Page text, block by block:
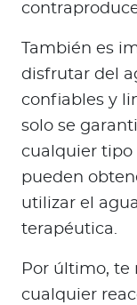
También es
disfrutar del
confiables y
solo se
cualquier tipo
pueden
utilizar el
terapéutica.
Por último, te
cualquier